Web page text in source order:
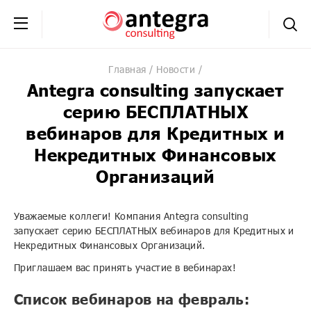
+7 (495) 230-20-02
обратная связь
Главная Новости
Antegra consulting запускает
серию БЕСПЛАТНЫХ
вебинаров для Кредитных и
Некредитных Финансовых
Организаций
Уважаемые коллеги! Компания Antegra consulting
запускает серию БЕСПЛАТНЫХ вебинаров для Кредитных и
Некредитных Финансовых Организаций.
Приглашаем вас принять участие в вебинарах!
Список вебинаров на февраль: